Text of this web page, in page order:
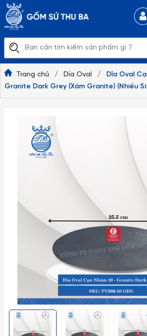
Trang chủ / Dĩa Oval /
Dĩa Oval
Granite Dark Grey (Xám Granite) (Nhiều